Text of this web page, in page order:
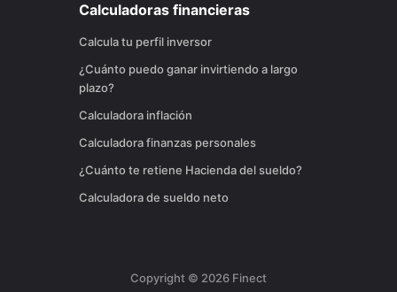
Calculadoras financieras
Calcula tu perfil inversor
¿Cuánto puedo ganar invirtiendo a largo
plazo?
Calculadora inflación
Calculadora finanzas personales
¿Cuánto te retiene Hacienda del sueldo?
Calculadora de sueldo neto
Copyright © 2026 Finect